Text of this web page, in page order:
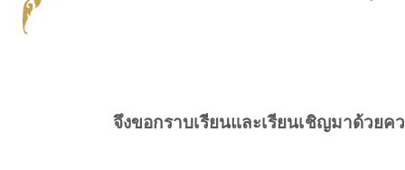
จึงขอกราบเรียนและเรียนเชิญมาด้วยค